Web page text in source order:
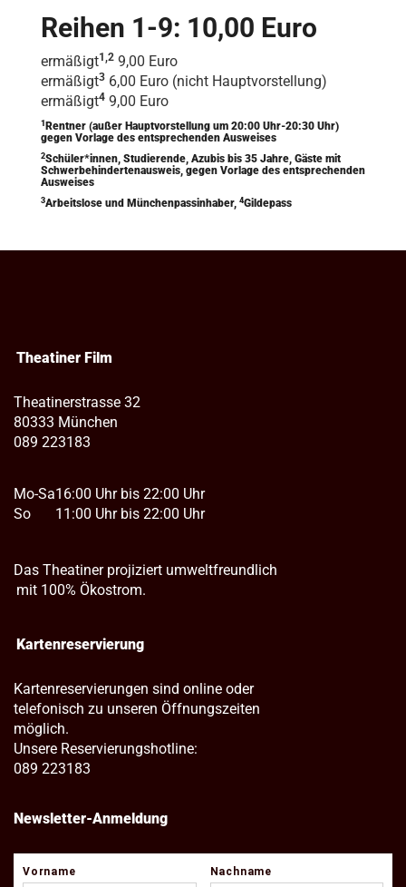
Reihen 1-9: 10,00 Euro
ermäßigt1,2 9,00 Euro
ermäßigt3 6,00 Euro (nicht Hauptvorstellung)
ermäßigt4 9,00 Euro
1 Rentner (außer Hauptvorstellung um 20:00 Uhr-20:30 Uhr)
gegen Vorlage des entsprechenden Ausweises
2Schüler*innen, Studierende, Azubis bis 35 Jahre, Gäste mit
Schwerbehindertenausweis, gegen Vorlage des entsprechenden
Ausweises
3Arbeitslose und Münchenpassinhaber, 4Gildepass
Theatiner Film
Theatinerstrasse 32
80333 München
089 223183
Mo-Sa
So
16:00 Uhr bis 22:00 Uhr
11:00 Uhr bis 22:00 Uhr
Das Theatiner projiziert umweltfreundlich
mit 100% Ökostrom.
Kartenreservierung
Kartenreservierungen sind online oder
telefonisch zu unseren Öffnungszeiten
möglich.
Unsere Reservierungshotline:
089 223183
Newsletter-Anmeldung